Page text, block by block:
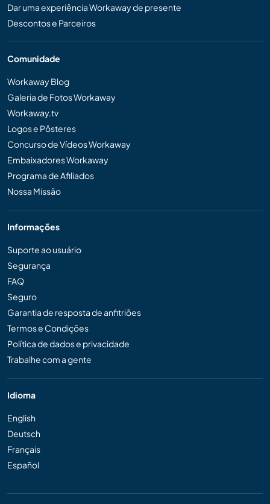
Dar uma experiência Workaway de presente
Descontos e Parceiros
Comunidade
Workaway Blog
Galeria de Fotos Workaway
Workaway.tv
Logos e Pôsteres
Concurso de Vídeos Workaway
Embaixadores Workaway
Programa de Afiliados
Nossa Missão
Informações
Suporte ao usuário
Segurança
FAQ
Seguro
Garantia de resposta de anfitriões
Termos e Condições
Política de dados e privacidade
Trabalhe com a gente
Idioma
English
Deutsch
Français
Español